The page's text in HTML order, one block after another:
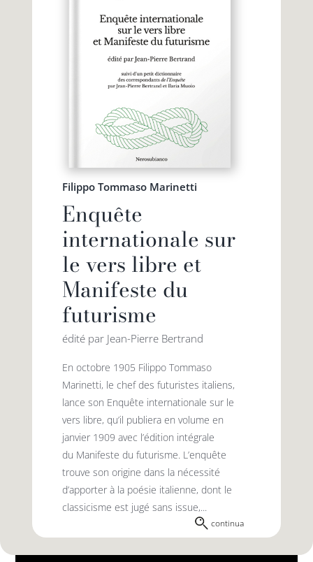
Filippo Tommaso Marinetti
Enquête
internationale sur
le vers libre et
Manifeste du
futurisme
édité par Jean-Pierre Bertrand
En octobre 1905 Filippo Tommaso
Marinetti, le chef des futuristes italiens,
lance son Enquête internationale sur le
vers libre, qu’il publiera en volume en
janvier 1909 avec l’édition intégrale
du Manifeste du futurisme. L’enquête
trouve son origine dans la nécessité
d’apporter à la poésie italienne, dont le
classicisme est jugé sans issue,...
continua